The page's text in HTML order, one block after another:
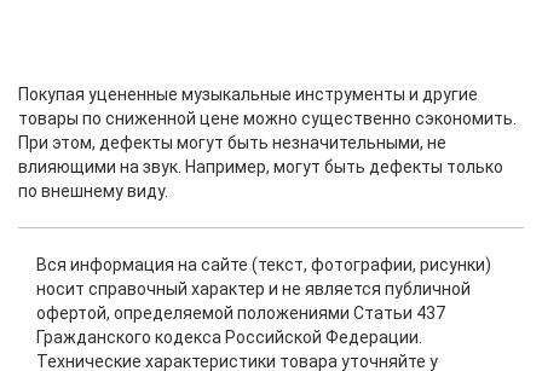
Покупая уцененные музыкальные инструменты и другие
товары по сниженной цене можно существенно сэкономить.
При этом, дефекты могут быть незначительными, не
влияющими на звук. Например, могут быть дефекты только
по внешнему виду.
Вся информация на сайте (текст, фотографии, рисунки)
носит справочный характер и не является публичной
офертой, определяемой положениями Статьи 437
Гражданского кодекса Российской Федерации.
Технические характеристики товара уточняйте у